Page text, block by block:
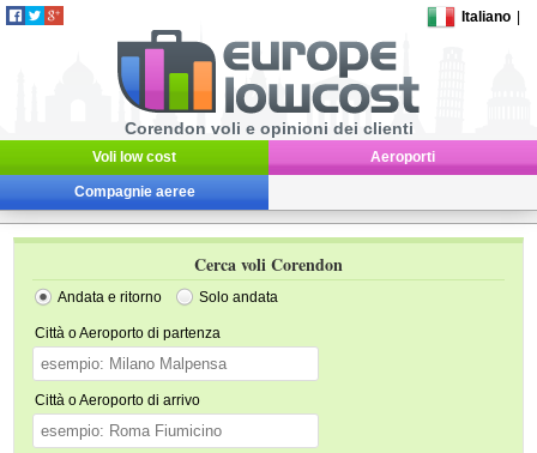
Italiano
Corendon voli e opinioni dei clienti
Voli low cost Aeroporti
Compagnie aeree
Cerca voli Corendon
Andata e ritorno Solo andata
Città o Aeroporto di partenza
Città o Aeroporto di arrivo